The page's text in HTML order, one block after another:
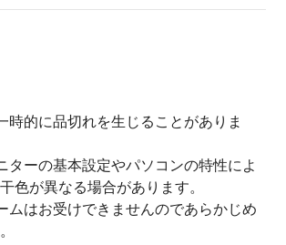
時的に品切れを生じることがありま
ターの基本設定やパソコンの特性によ
色が異なる場合があります。
ムはお受けできませんのであらかじめ